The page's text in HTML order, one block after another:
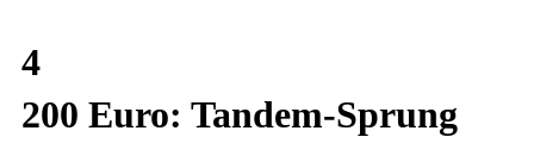
4
200 Euro: Tandem-Sprung